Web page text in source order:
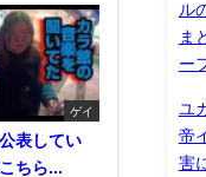
ゲイ
表してい
ちら...
ル
ま
ー
ユ
帝
害